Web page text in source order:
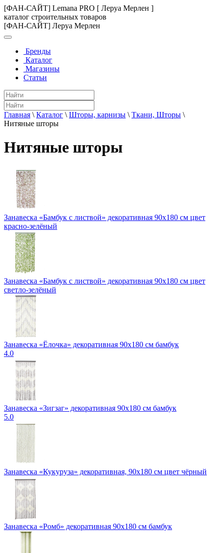
[ФАН-САЙТ] Lemana PRO [ Леруа Мерлен ]
каталог строительных товаров
[ФАН-САЙТ] Леруа Мерлен
Бренды
Каталог
Магазины
Статьи
Главная \ Каталог \ Шторы, карнизы \ Ткани, Шторы \
Нитяные шторы
Нитяные шторы
Занавеска «Бамбук с листвой» декоративная 90х180 см цвет
красно-зелёный
Занавеска «Бамбук с листвой» декоративная 90х180 см цвет
светло-зелёный
Занавеска «Ёлочка» декоративная 90х180 см бамбук
4.0
Занавеска «Зигзаг» декоративная 90х180 см бамбук
5.0
Занавеска «Кукуруза» декоративная, 90х180 см цвет чёрный
Занавеска «Ромб» декоративная 90х180 см бамбук